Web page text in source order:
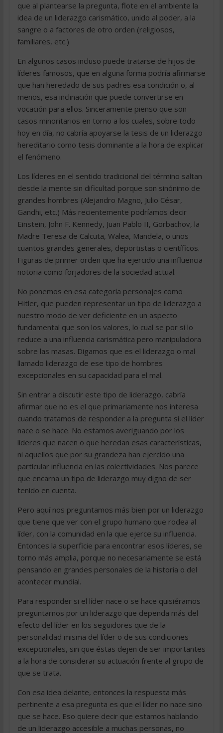
que al plantearse la pregunta, flote en el ambiente la
idea de un liderazgo carismático, unido al poder, a la
sangre o a factores de otro orden (religiosos,
familiares, etc.)
En algunos casos incluso puede tratarse de hijos de
líderes famosos, que en alguna forma podría afirmarse
que han heredado de sus padres esa condición o, al
menos, esa inclinación que puede convertirse en
vocación para ellos. Sinceramente pienso que son
casos minoritarios en torno a los cuales, sobre todo
hoy en día, no cabría apoyarse la tesis de un liderazgo
hereditario como tesis dominante a la hora de explicar
el fenómeno.
Los líderes en el sentido tradicional del término saltan
desde la mente sin dificultad porque son sinónimo de
grandes hombres (Alejandro Magno, Julio César,
Gandhi, etc.) Más recientemente podríamos decir
Einstein, John F. Kennedy, Juan Pablo II, Gorbachov, la
Madre Teresa de Calcuta, Walea, Mandela, o unos
cuantos grandes generales, deportistas o científicos.
Figuras de primer orden que ha ejercido una influencia
notoria como forjadores de la sociedad actual.
No ponemos en esa categoría personajes como
Hitler, que pueden representar un tipo de liderazgo a
nuestro modo de ver deficiente en un aspecto
fundamental que son los valores, lo cual se por sí lo
reduce a una influencia carismática pero manipuladora
sobre las masas. Digamos que es el liderazgo o mal
llamado liderazgo de ese tipo de hombres
excepcionales en su capacidad para el mal.
Sin entrar a discutir este tipo de liderazgo, cabría
afirmar que no es el que primariamente nos interesa
cuando tratamos de responder a la pregunta si el líder
nace o se hace. No estamos averiguando por los
líderes que nacen o que heredan esas características,
ni aquellos que por su grandeza han ejercido una
particular influencia en las colectividades. Nos parece
que encarna un tipo de liderazgo muy digno de ser
tenido en cuenta.
Pero aquí nos preguntamos más bien por un liderazgo
que tiene que ver con el grupo humano que rodea al
líder, con la comunidad en la que ejerce su influencia.
Entonces la superficie para encontrar esos líderes, se
torno más amplia, porque no necesariamente se está
pensando en grandes personales de la historia o del
acontecer mundial.
Para responder si el líder nace o se hace quisiéramos
preguntarnos por un liderazgo que dependa más del
efecto del líder en los seguidores que de la
personalidad misma del líder o de sus condiciones
excepcionales, sin que éstas dejen de ser importantes
a la hora de considerar su actuación frente al grupo de
que se trata.
Con esa idea delante, entonces la respuesta más
pertinente a esa pregunta es que el líder no nace sino
que se hace. Eso quiere decir que estamos hablando
de un liderazgo accesible a muchas personas, no